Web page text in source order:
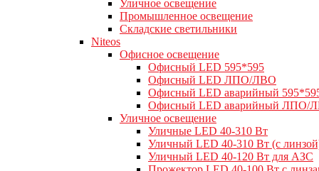
Уличное освещение
Промышленное освещение
Складские светильники
Niteos
Офисное освещение
Офисный LED 595*595
Офисный LED ЛПО/ЛВО
Офисный LED аварийный
Офисный LED аварийный ЛПО/
Уличное освещение
Уличные LED 40-310 Вт
Уличный LED 40-310 Вт (с
Уличный LED 40-120 Вт для АЗС